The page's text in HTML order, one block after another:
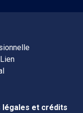
légales et crédits